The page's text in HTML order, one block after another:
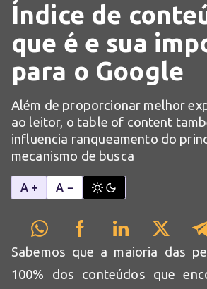
Índice de
que é e sua
para o Google
Além de proporcionar melhor
ao leitor, o table of content
influencia ranqueamento do
mecanismo de busca
A + A −
Sabemos que a maioria das
100% dos conteúdos que